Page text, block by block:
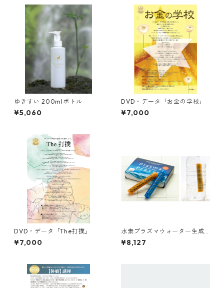
ゆきすい 200mlボトル
¥5,060
DVD・データ「お金の学校」
¥7,000
DVD・データ「The打撲」
¥7,000
水素プラズマウォーター生成
スティック 「プラズマプラク
シス」2本
¥8,127